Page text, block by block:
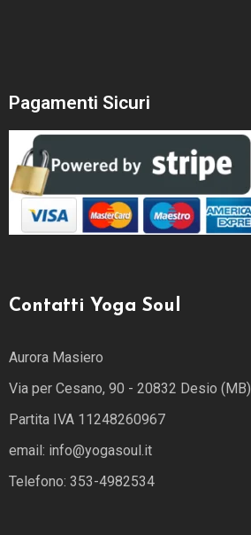
Pagamenti Sicuri
Contatti Yoga Soul
Aurora Masiero
Via per Cesano, 90 - 20832 Desio (MB)
Partita IVA 11248260967
email: info@yogasoul.it
Telefono: 353-4982534